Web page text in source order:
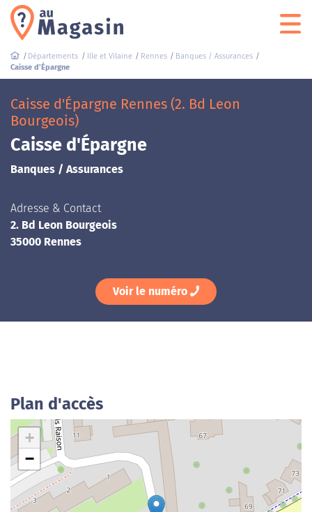
Départements Ille et Vilaine Rennes
Banques / Assurances
Caisse d'Épargne
Caisse d'Épargne Rennes (2. Bd Leon
Bourgeois)
Caisse d'Épargne
Banques / Assurances
Adresse & Contact
2. Bd Leon Bourgeois
35000 Rennes
Voir le numéro
Plan d'accès
+
−